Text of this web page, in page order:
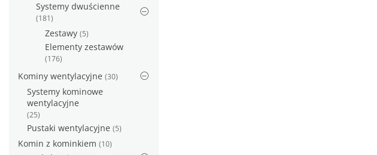
Systemy dwuścienne
(181)
Zestawy (5)
Elementy zestawów
(176)
Kominy wentylacyjne (30)
Systemy kominowe
wentylacyjne
(25)
Pustaki wentylacyjne (5)
Komin z kominkiem (10)